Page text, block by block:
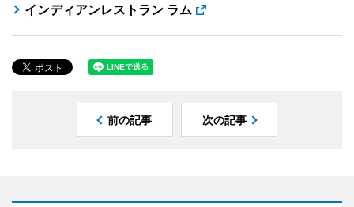
インディアンレストラン ラム
前の記事 次の記事